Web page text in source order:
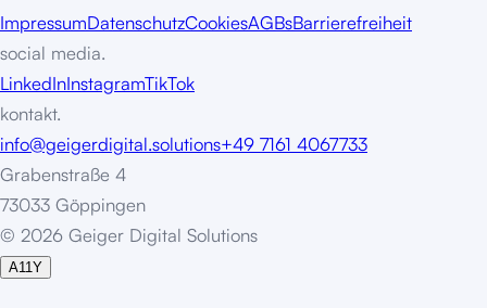
ImpressumDatenschutzCookiesAGBsBarrierefreiheit
social media.
LinkedInInstagramTikTok
kontakt.
info@geigerdigital.solutions+49 7161 4067733
Grabenstraße 4
73033 Göppingen
© 2026 Geiger Digital Solutions
A11Y